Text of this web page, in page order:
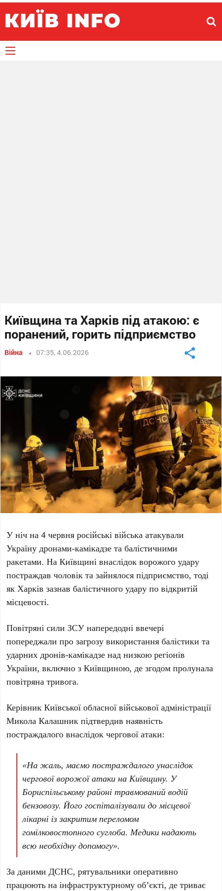
Київщина та Харків під атакою: є
поранений, горить підприємство
Війна 07:35, 4.06.2026
У ніч на4 червня російські війська атакували
Україну дронами-камікадзе та балістичними
ракетами. НаКиївщині внаслідок ворожого удару
постраждав чоловік та зайнялося підприємство, тоді
якХарків зазнав балістичного удару по відкритій
місцевості.
Повітряні сили ЗСУ напередодні ввечері
попереджали про загрозу використання балістики та
ударних дронів-камікадзе над низкою регіонів
України, включно зКиївщиною, де згодом пролунала
повітряна тривога.
КерівникКиївської обласної військової адміністрації
Микола Калашник підтвердив наявність
постраждалого внаслідок чергової атаки:
«На жаль, маємо постраждалого унаслідок
чергової ворожої атаки на Київщину. У
Бориспільському районі травмований водій
бензовозу. Його госпіталізували до місцевої
лікарні із закритим переломом
гомілковостопного суглоба. Медики надають
всю необхідну допомогу».
За данимиДСНС, рятувальники оперативно
працюють на інфраструктурному об’єкті, де триває